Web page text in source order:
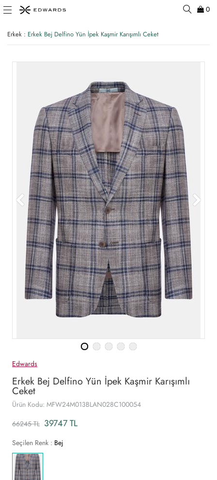
0
Erkek : Erkek Bej Delfino Yün İpek Kaşmir Karışımlı Ceket
Edwards
Erkek Bej Delfino Yün İpek Kaşmir Karışımlı
Ceket
Ürün Kodu: MFW24M013BLAN028C100054
66245 TL 39747 TL
Seçilen Renk : Bej